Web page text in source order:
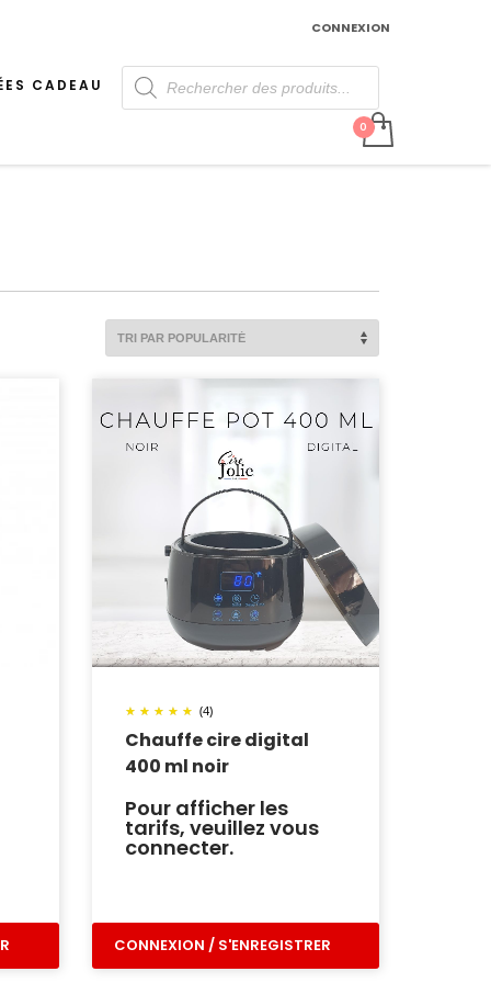
CONNEXION
CADEAU Recherche
de
produits
Chauffe cire digital
400 ml noir
(4)
Pour afficher les
tarifs, veuillez vous
connecter.
CONNEXION / S'ENREGISTRER